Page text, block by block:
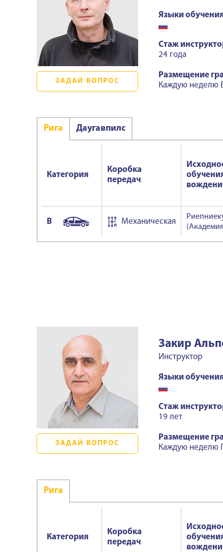
ЗАДАЙ ВОПРОС
Языки
Стаж
24 года
Размещение
Каждую неделю
Ригa Даугавпилс
Категория
Коробка
передач
B Механическая
ЗАДАЙ ВОПРОС
Закир
Инструктор
Языки
Стаж
19 лет
Размещение
Каждую неделю
Ригa
Категория
Коробка
передач